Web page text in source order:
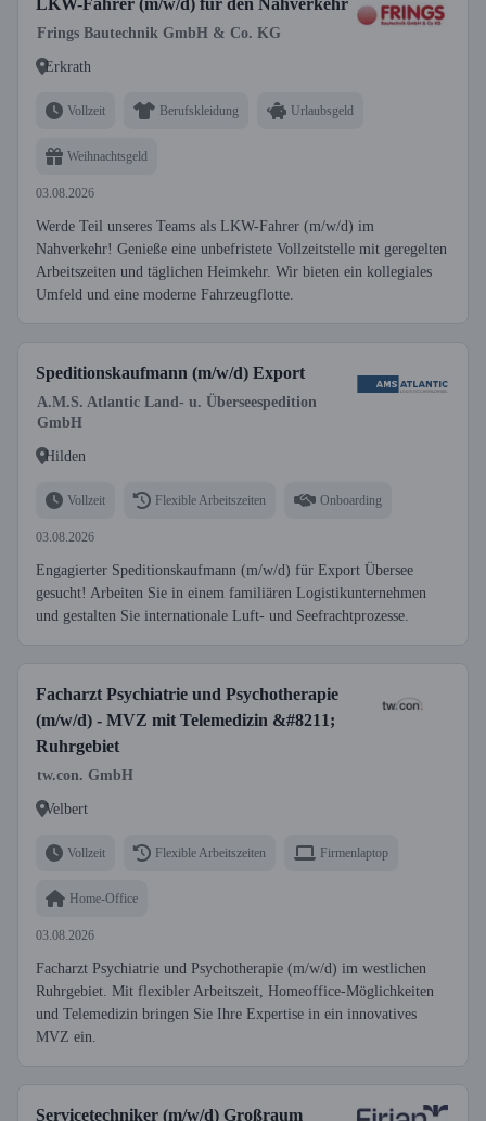
LKW-Fahrer (m/w/d) für den Nahverkehr
Frings Bautechnik GmbH & Co. KG
Erkrath
Vollzeit Berufskleidung Urlaubsgeld
Weihnachtsgeld
03.08.2026
Werde Teil unseres Teams als LKW-Fahrer (m/w/d) im
Nahverkehr! Genieße eine unbefristete Vollzeitstelle mit geregelten
Arbeitszeiten und täglichen Heimkehr. Wir bieten ein kollegiales
Umfeld und eine moderne Fahrzeugflotte.
Speditionskaufmann (m/w/d) Export
A.M.S. Atlantic Land- u. Überseespedition
GmbH
Hilden
Vollzeit Flexible Arbeitszeiten Onboarding
03.08.2026
Engagierter Speditionskaufmann (m/w/d) für Export Übersee
gesucht! Arbeiten Sie in einem familiären Logistikunternehmen
und gestalten Sie internationale Luft- und Seefrachtprozesse.
Facharzt Psychiatrie und Psychotherapie
(m/w/d) - MVZ mit Telemedizin &#8211;
Ruhrgebiet
tw.con. GmbH
Velbert
Vollzeit Flexible Arbeitszeiten Firmenlaptop
Home-Office
03.08.2026
Facharzt Psychiatrie und Psychotherapie (m/w/d) im westlichen
Ruhrgebiet. Mit flexibler Arbeitszeit, Homeoffice-Möglichkeiten
und Telemedizin bringen Sie Ihre Expertise in ein innovatives
MVZ ein.
Servicetechniker (m/w/d) Großraum